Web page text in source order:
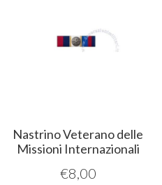
Nastrino Veterano delle
Missioni Internazionali
€8,00